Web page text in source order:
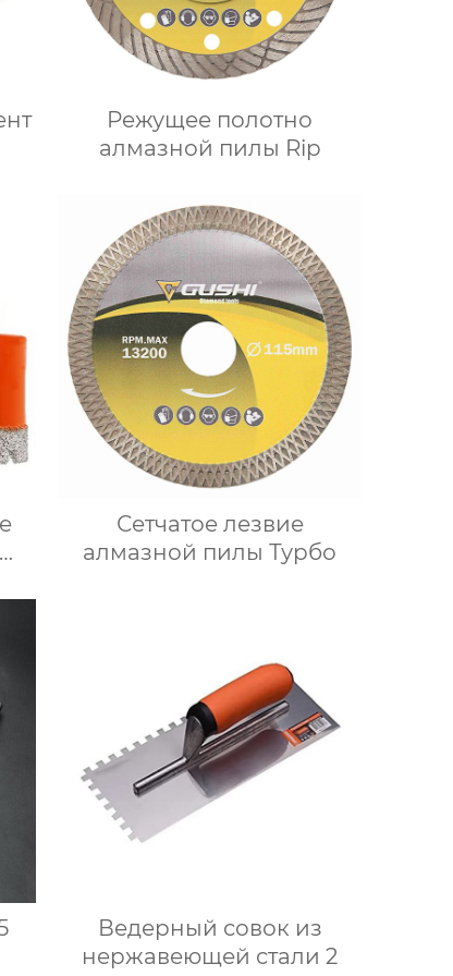
Режущее полотно
алмазной пилы Rip
Сетчатое лезвие
алмазной пилы Турбо
Ведерный совок из
нержавеющей стали 2